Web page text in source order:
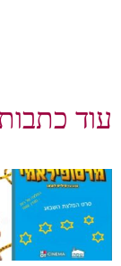
כתבות